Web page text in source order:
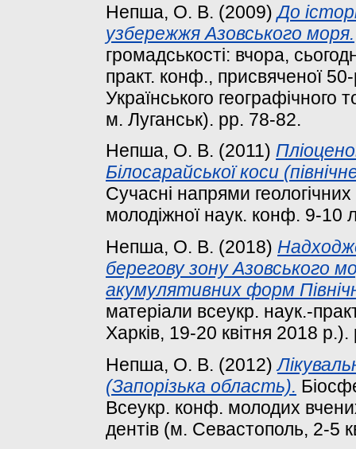
Непша, О. В. (2009)До
узбережжя Азовського моря.
громадськості: вчора,
практ. конф., присвяченої
Українського
м. Луганськ). pp. 78-82.
Непша, О. В. (2011)
Білосарайської коси
Сучасні напрями
молодіжної наук. конф. 9-10
Непша, О. В. (2018)
берегову зону Азовського
акумулятивних форм
матеріали всеукр. наук.-
Харків, 19-20 квітня 2018
Непша, О. В. (2012)
(Запорізька область).
Всеукр. конф. молодих
дентів (м. Севастополь, 2-5